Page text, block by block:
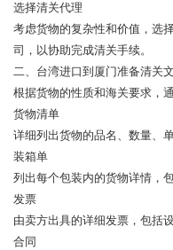
选择清关代理
考虑货物的复杂性和价值，选
司，以协助完成清关手续。
二、台湾进口到厦门准备清关
根据货物的性质和海关要求，
货物清单
详细列出货物的品名、数量、
装箱单
列出每个包装内的货物详情，
发票
由卖方出具的详细发票，包括
合同